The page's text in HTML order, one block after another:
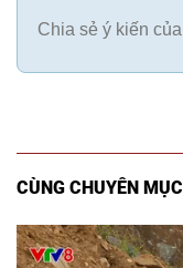
CÙNG CHUYÊN MỤC